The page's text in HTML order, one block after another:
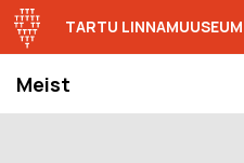
Meist
TARTU LINNAMUUSEUM